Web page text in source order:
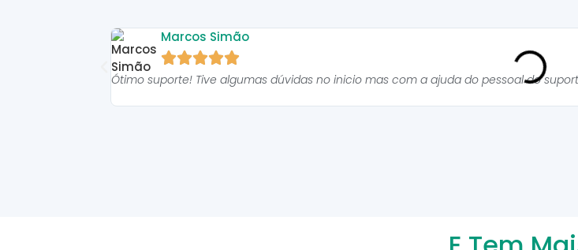
Marcos Simão

Ótimo suporte! Tive algumas dúvidas no inicio mas com a ajuda do pessoal do